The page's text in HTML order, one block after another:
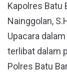
Kapolres Batu
Nainggolan,
Upacara
terlibat dalam
Polres Batu